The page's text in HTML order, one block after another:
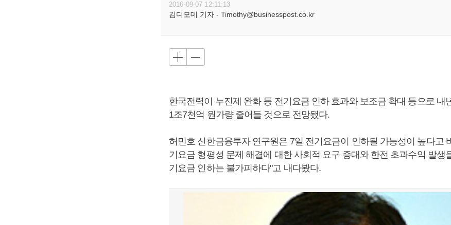
2016-09-07 12:11:13
김디모데 기자 - Timothy@businesspost.co.kr
한국전력이 누진제 완화 등 전기요금 인하 효과와 보조금 확대 등으로 내
1조7천억 원가량 줄어들 것으로 전망됐다.
허민호 신한금융투자 연구원은 7일 전기요금이 인하될 가능성이 높다고
기요금 형평성 문제 해결에 대한 사회적 요구 증대와 한전 초과수익 발생
기요금 인하는 불가피하다"고 내다봤다.